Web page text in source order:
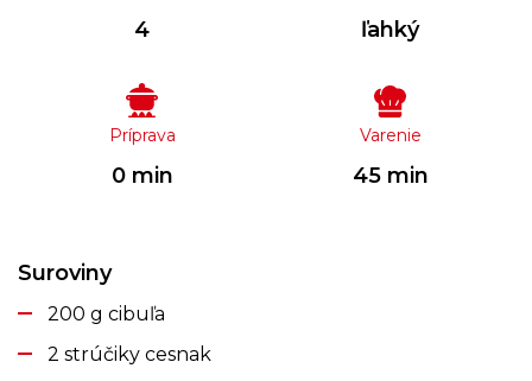
4 ľahký
Príprava
0 min
Varenie
45 min
Suroviny
200 g cibuľa
2 strúčiky cesnak